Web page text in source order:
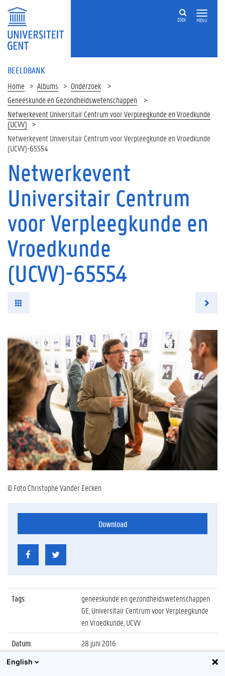
MENU
ZOEK
BEELDBANK
Home Albums
Onderzoek
Geneeskunde en Gezondheidswetenschappen
Netwerkevent Universitair Centrum voor Verpleegkunde en Vroedkunde
(UCVV)
Netwerkevent Universitair Centrum voor Verpleegkunde en Vroedkunde
(UCVV)-65554
Netwerkevent
Universitair Centrum
voor Verpleegkunde en
Vroedkunde
(UCVV)-65554
© Foto Christophe Vander Eecken
Download
Tags:
geneeskunde en gezondheidswetenschappen
GE, Universitair Centrum voor Verpleegkunde
en Vroedkunde, UCVV
Datum:
28 juni 2016
Identificatienummer
English